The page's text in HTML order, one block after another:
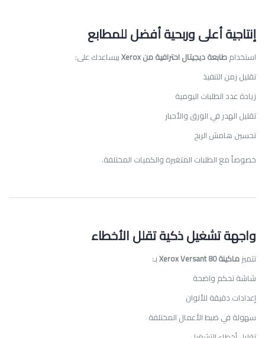
إنتاجية أعلى وربحية أفضل للمطابع
استخدامطابعة ديجيتال احترافية من Xerox
بيساعدك على:
تقليل زمن التنفيذ
زيادة عدد الطلبات اليومية
تقليل الهدر في الورق والأحبار
تحسين هامش الربح
خصوصاً مع الطلبات المتغيرة والكميات المختلفة.
واجهة تشغيل ذكية تقلل الأخطاء
تتميز ماكينة Xerox Versant 80
بـ:
شاشة تحكم واضحة
إعدادات دقيقة للألوان
سهولة في ضبط الأعمال المختلفة